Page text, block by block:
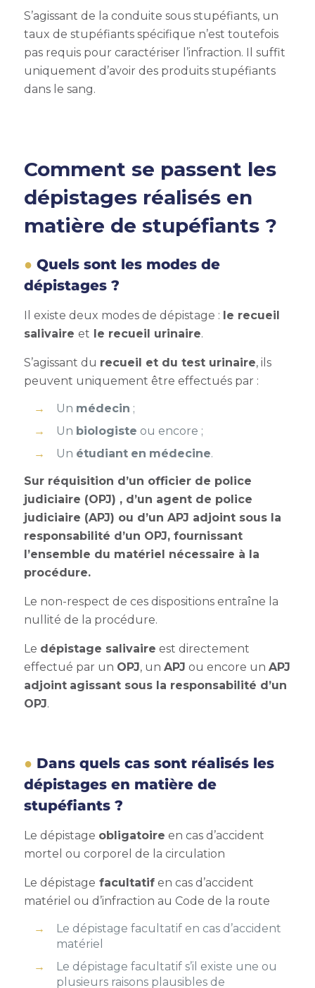
S’agissant de la conduite sous stupéfiants, un
taux de stupéfiants spécifique n’est toutefois
pas requis pour caractériser l’infraction. Il suffit
uniquement d’avoir des produits stupéfiants
dans le sang.
Comment se passent les
dépistages réalisés en
matière de stupéfiants ?
Quels sont les modes de
dépistages ?
Il existe deux modes de dépistage : le recueil
salivaire et le recueil urinaire.
S’agissant du recueil et du test urinaire, ils
peuvent uniquement être effectués par :
Un médecin ;
Un biologiste ou encore ;
Un étudiant en médecine.
Sur réquisition d’un officier de police
judiciaire (OPJ) , d’un agent de police
judiciaire (APJ) ou d’un APJ adjoint sous la
responsabilité d’un OPJ, fournissant
l’ensemble du matériel nécessaire à la
procédure.
Le non-respect de ces dispositions entraîne la
nullité de la procédure.
Le dépistage salivaire est directement
effectué par un OPJ, un APJ ou encore un APJ
adjoint agissant sous la responsabilité d’un
OPJ.
Dans quels cas sont réalisés les
dépistages en matière de
stupéfiants ?
Le dépistage obligatoire en cas d’accident
mortel ou corporel de la circulation
Le dépistage facultatifen cas d’accident
matériel ou d’infraction au Code de la route
Le dépistage facultatif en cas d’accident
matériel
Le dépistage facultatif s’il existe une ou
plusieurs raisons plausibles de